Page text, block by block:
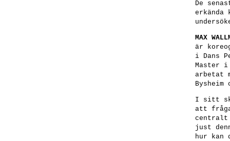
De
MAX
är
i Dans
Master i
arbetat
Bysheim
I sitt
att
centralt
just
hur kan